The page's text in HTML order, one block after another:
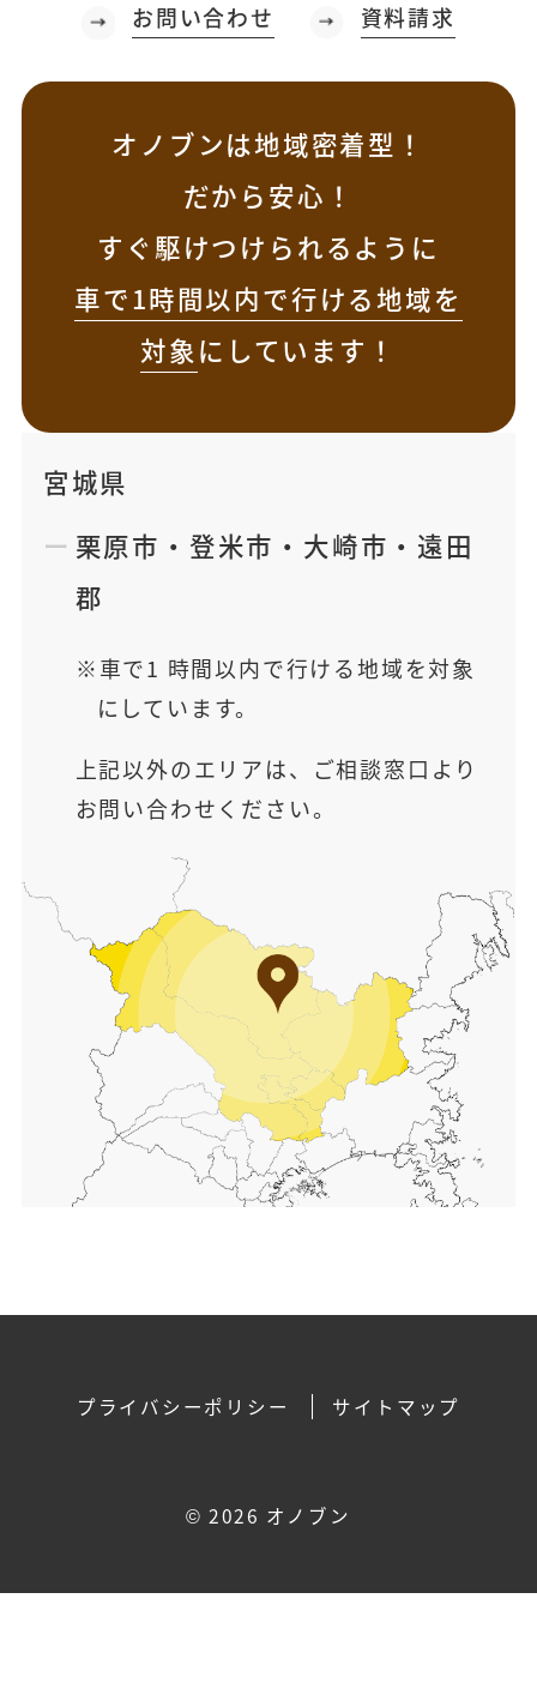
お問い合わせ 資料請求
オノブンは地域密着型！
だから安心！
すぐ駆けつけられるように
車で1時間以内で行ける地域を
対象にしています！
宮城県
栗原市 ・ 登米市 ・ 大崎市 ・ 遠田
郡
車で1 時間以内で行ける地域を対象
にしています。
上記以外のエリアは、ご相談窓口より
お問い合わせください。
プライバシーポリシー サイトマップ
© 2026 オノブン